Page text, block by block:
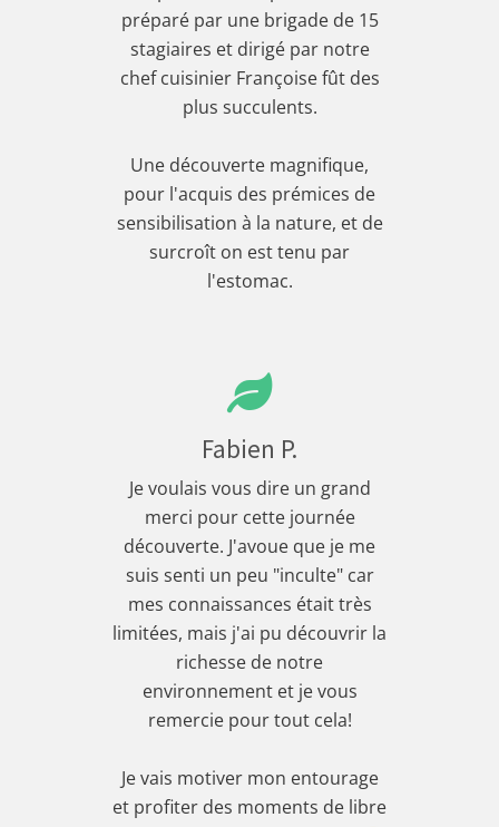
préparé par une brigade de 15
stagiaires et dirigé par notre
chef cuisinier Françoise fût des
plus succulents.
Une découverte magnifique,
pour l'acquis des prémices de
sensibilisation à la nature, et de
surcroît on est tenu par
l'estomac.
Fabien P.
Je voulais vous dire un grand
merci pour cette journée
découverte. J'avoue que je me
suis senti un peu "inculte" car
mes connaissances était très
limitées, mais j'ai pu découvrir la
richesse de notre
environnement et je vous
remercie pour tout cela!
Je vais motiver mon entourage
et profiter des moments de libre